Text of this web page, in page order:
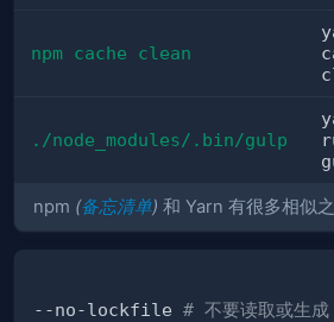
npm cache clean
./node_modules/.bin/gulp
npm (备忘清单) 和 Yarn 有很多相似
--no-lockfile # 不要读取或生